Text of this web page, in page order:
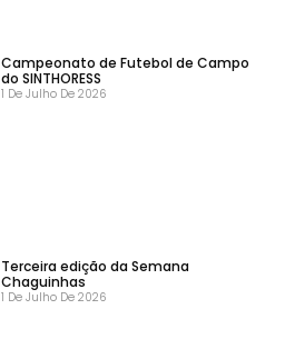
Campeonato de Futebol de Campo
do SINTHORESS
1 De Julho De 2026
Terceira edição da Semana
Chaguinhas
1 De Julho De 2026